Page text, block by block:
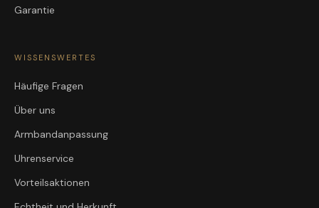
Garantie
WISSENSWERTES
Häufige Fragen
Über uns
Armbandanpassung
Uhrenservice
Vorteilsaktionen